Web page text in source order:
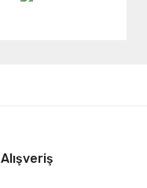
Alışveriş